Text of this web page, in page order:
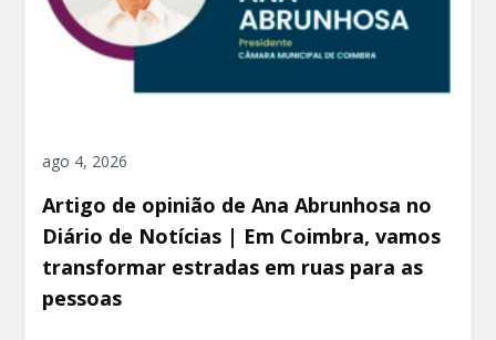
ago 4, 2026
Artigo de opinião de Ana Abrunhosa no
Diário de Notícias | Em Coimbra, vamos
transformar estradas em ruas para as
pessoas